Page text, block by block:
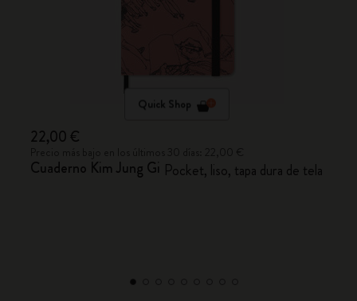
Quick Shop
22,00 €
Cuaderno Kim Jung Gi Pocket, liso, tapa dura de tela